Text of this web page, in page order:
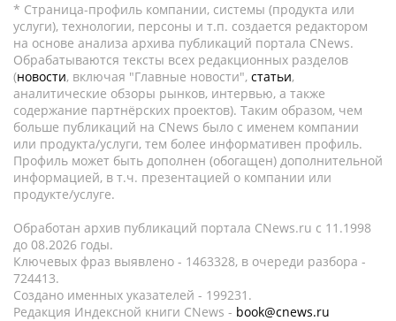
* Страница-профиль компании, системы (продукта или
услуги), технологии, персоны и т.п. создается редактором
на основе анализа архива публикаций портала CNews.
Обрабатываются тексты всех редакционных разделов
(новости, включая "Главные новости", статьи,
аналитические обзоры рынков, интервью, а также
содержание партнёрских проектов). Таким образом, чем
больше публикаций на CNews было с именем компании
или продукта/услуги, тем более информативен профиль.
Профиль может быть дополнен (обогащен) дополнительной
информацией, в т.ч. презентацией о компании или
продукте/услуге.
Обработан архив публикаций портала CNews.ru c 11.1998
до 08.2026 годы.
Ключевых фраз выявлено - 1463328, в очереди разбора -
724413.
Создано именных указателей - 199231.
Редакция Индексной книги CNews - book@cnews.ru